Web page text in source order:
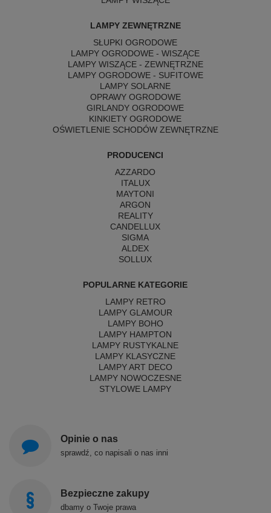
LAMPY ZEWNĘTRZNE
SŁUPKI OGRODOWE
LAMPY OGRODOWE - WISZĄCE
LAMPY WISZĄCE - ZEWNĘTRZNE
LAMPY OGRODOWE - SUFITOWE
LAMPY SOLARNE
OPRAWY OGRODOWE
GIRLANDY OGRODOWE
KINKIETY OGRODOWE
OŚWIETLENIE SCHODÓW ZEWNĘTRZNE
PRODUCENCI
AZZARDO
ITALUX
MAYTONI
ARGON
REALITY
CANDELLUX
SIGMA
ALDEX
SOLLUX
POPULARNE KATEGORIE
LAMPY RETRO
LAMPY GLAMOUR
LAMPY BOHO
LAMPY HAMPTON
LAMPY RUSTYKALNE
LAMPY KLASYCZNE
LAMPY ART DECO
LAMPY NOWOCZESNE
STYLOWE LAMPY
Opinie o nas
sprawdź, co napisali o nas inni
Bezpieczne zakupy
dbamy o Twoje prawa